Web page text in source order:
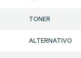
TONER
ALTERNATIVO